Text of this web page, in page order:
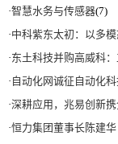
·智慧水务与传感器(7)
·中科紫东太初：以多
·东土科技并购高威科
· 自动化网诚征自动化
·深耕应用，兆易创新
·恒力集团董事长陈建华：致力于打造全球